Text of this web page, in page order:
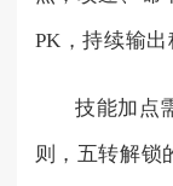
PK，持续输出
技能加点
则，五转解锁